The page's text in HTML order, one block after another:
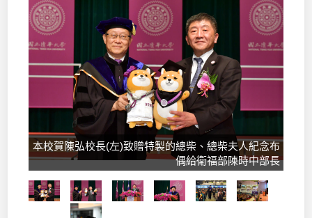
本校賀陳弘校長(左)致贈特製的總柴、總柴夫人紀念布
偶給衛福部陳時中部長